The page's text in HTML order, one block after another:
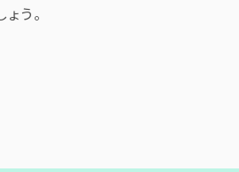
う。